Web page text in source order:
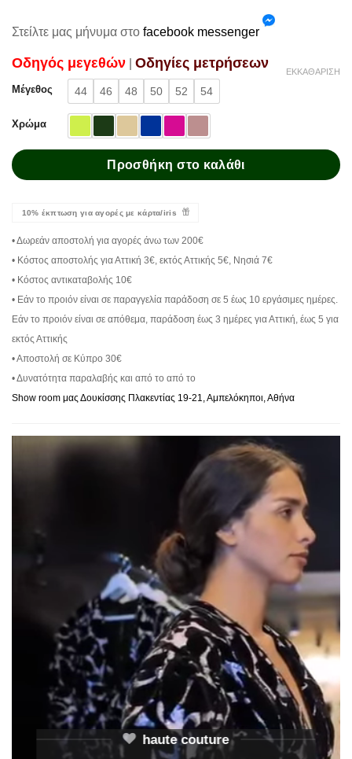
Στείλτε μας μήνυμα στο facebook messenger
Oδηγός μεγεθών Oδηγίες μετρήσεων
Μέγεθος 44 46 48 50 52 54
Χρώμα
ΕΚΚΑΘΆΡΙΣΗ
Προσθήκη στο καλάθι
10% έκπτωση για αγορές με κάρτα/iris
• Δωρεάν αποστολή για αγορές άνω των 200€
• Κόστος αποστολής για Αττική 3€, εκτός Αττικής 5€, Νησιά 7€
• Κόστος αντικαταβολής 10€
• Εάν το προιόν είναι σε παραγγελία παράδοση σε 5 έως 10 εργάσιμες ημέρες.
Εάν το προιόν είναι σε απόθεμα, παράδοση έως 3 ημέρες για Αττική, έως 5 για
εκτός Αττικής
• Αποστολή σε Κύπρο 30€
• Δυνατότητα παραλαβής και από το από το
Show room μας Δουκίσσης Πλακεντίας 19-21, Αμπελόκηποι, Αθήνα
haute couture